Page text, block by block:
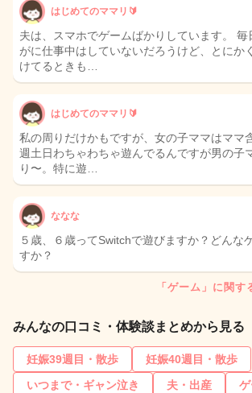
はじめてのママリ🔰
夫は、スマホでゲームばかりしています。
がに仕事中はしていないだろうけど、とにか
けてるときも…
はじめてのママリ🔰
私の周りだけかもですが、女の子ママはママ
週土日わちゃわちゃ遊んでるんですが男の子
り〜。特に遊…
ななな
５歳、６歳ってSwitchで遊びますか？どんな
すか？
「ゲーム」に関
みんなの口コミ・体験談まとめから見る
妊娠39週目・散歩
妊娠40週目・散歩
いつまで・ギャン泣き
夫・出産